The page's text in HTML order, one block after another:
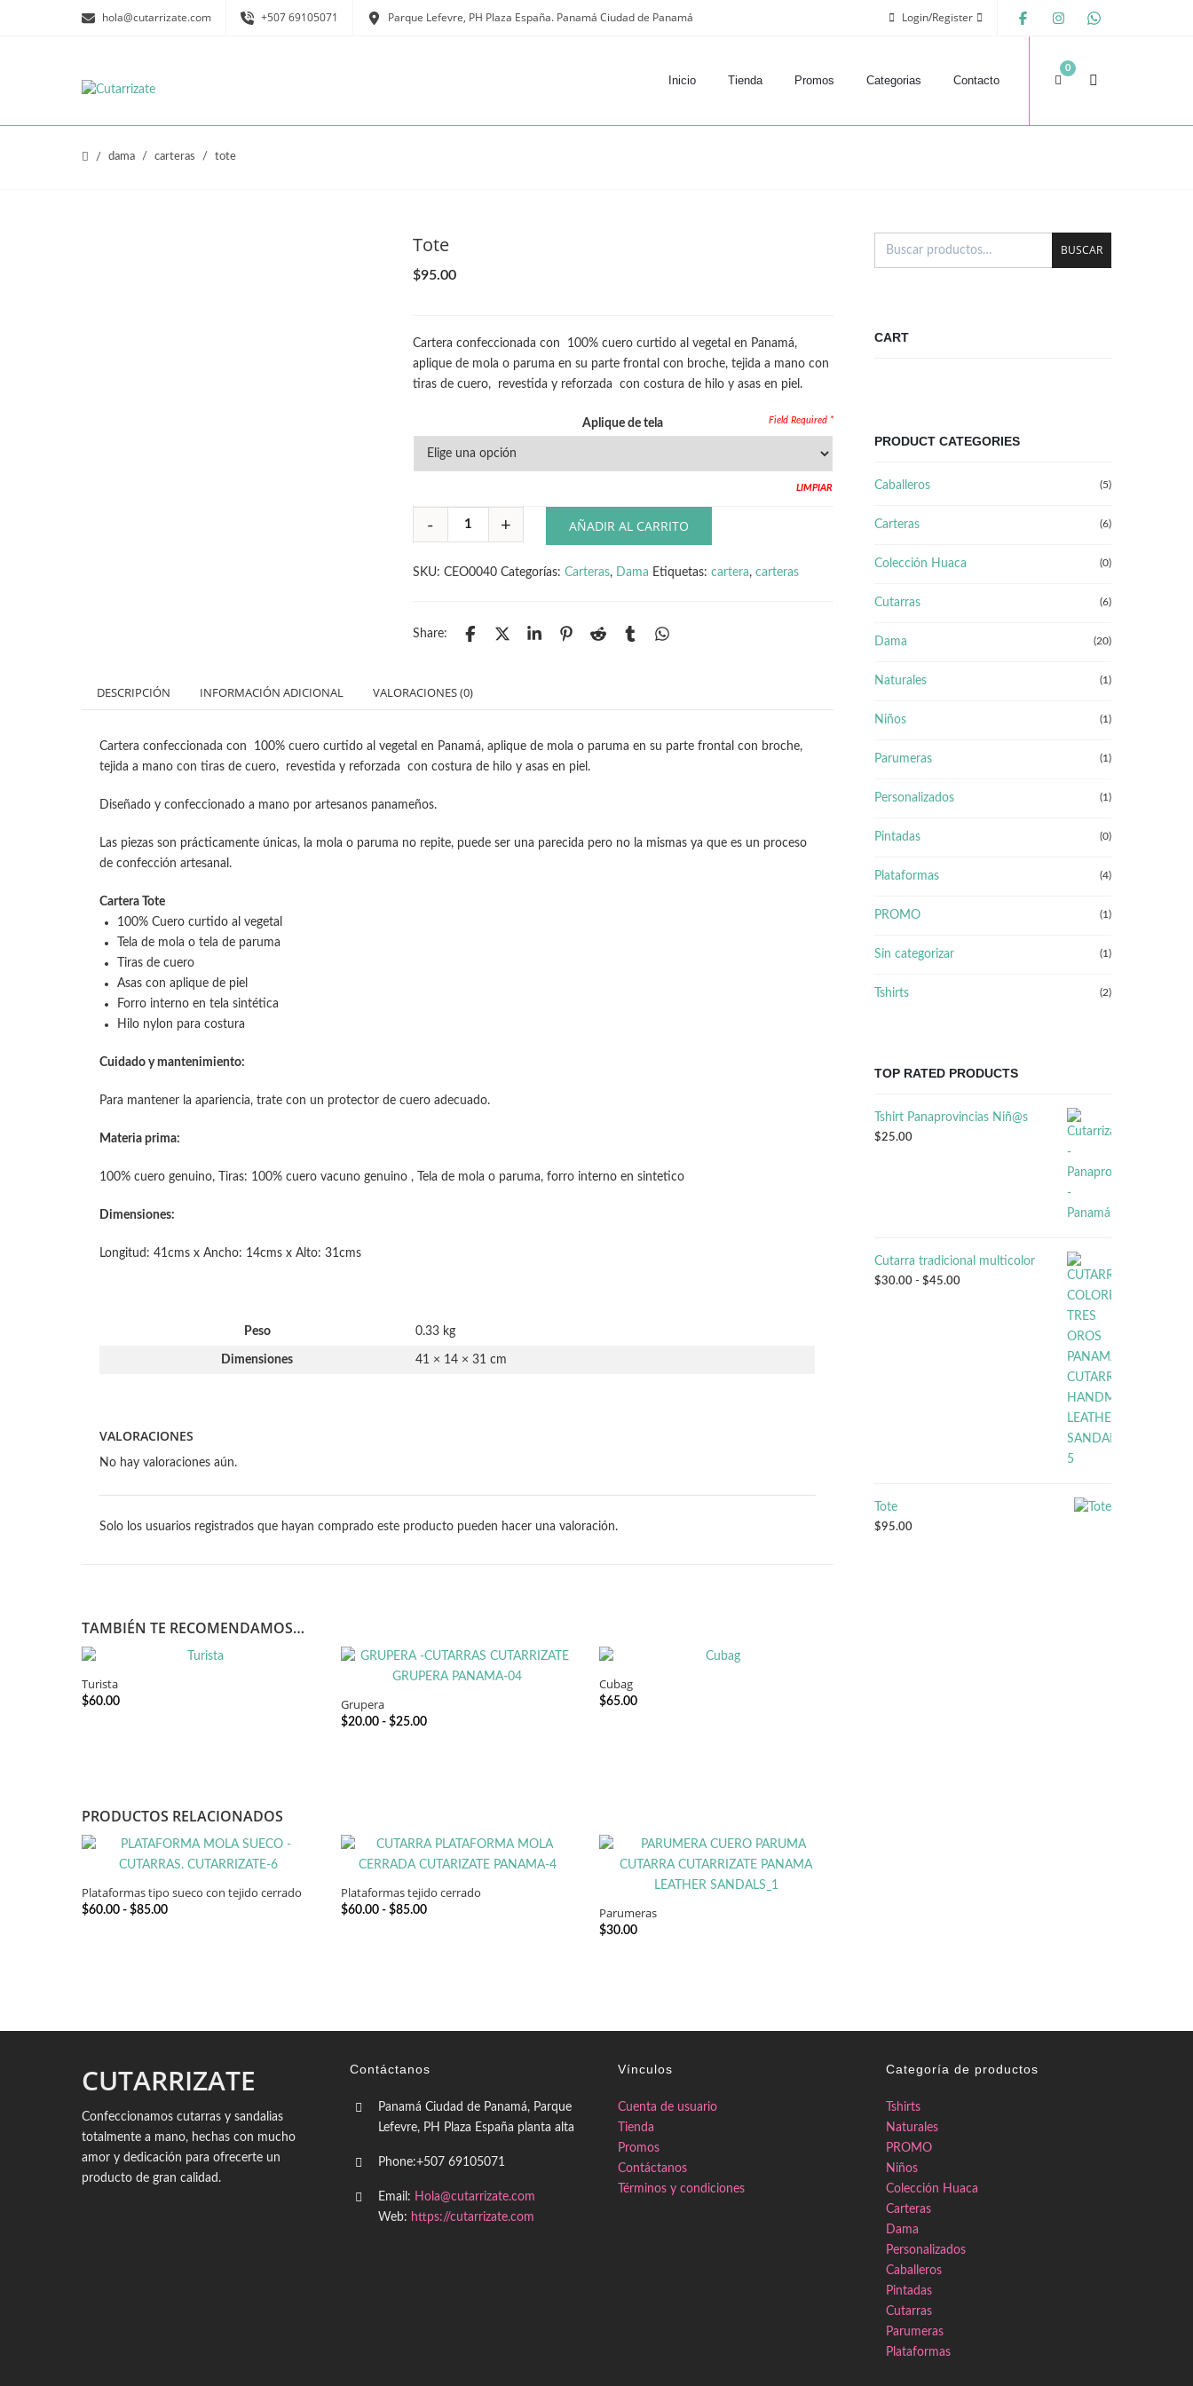
hola@cutarrizate.com +507 69105071 Parque Lefevre, PH Plaza España. Panamá Ciudad de Panamá Login/Register
Inicio Tienda Promos Categorias Contacto
0
dama carteras tote
Tote
$95.00
Cartera confeccionada con 100% cuero curtido al vegetal en Panamá,
aplique de mola o paruma en su parte frontal con broche, tejida a mano con
tiras de cuero, revestida y reforzada con costura de hilo y asas en piel.
Aplique de tela
LIMPIAR
AÑADIR AL CARRITO
SKU: CEO0040 Categorías: Carteras, Dama Etiquetas: cartera, carteras
Share:
DESCRIPCIÓN INFORMACIÓN ADICIONAL VALORACIONES (0)
Cartera confeccionada con 100% cuero curtido al vegetal en Panamá, aplique de mola o paruma en su parte frontal con broche,
tejida a mano con tiras de cuero, revestida y reforzada con costura de hilo y asas en piel.
Diseñado y confeccionado a mano por artesanos panameños.
Las piezas son prácticamente únicas, la mola o paruma no repite, puede ser una parecida pero no la mismas ya que es un proceso
de confección artesanal.
Cartera Tote
100% Cuero curtido al vegetal
Tela de mola o tela de paruma
Tiras de cuero
Asas con aplique de piel
Forro interno en tela sintética
Hilo nylon para costura
Cuidado y mantenimiento:
Para mantener la apariencia, trate con un protector de cuero adecuado.
Materia prima:
100% cuero genuino, Tiras: 100% cuero vacuno genuino , Tela de mola o paruma, forro interno en sintetico
Dimensiones:
Longitud: 41cms x Ancho: 14cms x Alto: 31cms
Peso 0.33 kg
Dimensiones 41 × 14 × 31 cm
VALORACIONES
No hay valoraciones aún.
Solo los usuarios registrados que hayan comprado este producto pueden hacer una valoración.
TAMBIÉN TE RECOMENDAMOS…
Turista
$60.00 Grupera
$20.00 - $25.00Rango
$25.00
Cubag
$65.00
PRODUCTOS RELACIONADOS
SELECCIONAR OPCIONES
Plataformas tipo sueco con tejido cerrado
$60.00 - $85.00Rango
$85.00
SELECCIONAR OPCIONES
Plataformas tejido cerrado
$60.00 - $85.00Rango
$85.00
Parumeras
$30.00
BUSCAR
CART
PRODUCT CATEGORIES
Caballeros (5)
Carteras (6)
Colección Huaca (0)
Cutarras (6)
Dama (20)
Naturales (1)
Niños (1)
Parumeras (1)
Personalizados (1)
Pintadas (0)
Plataformas (4)
PROMO (1)
Sin categorizar (1)
Tshirts (2)
TOP RATED PRODUCTS
Tshirt Panaprovincias Niñ@s
$25.00
Cutarra tradicional multicolor
$30.00 - $45.00Rango
Tote
$95.00
CUTARRIZATE
Confeccionamos cutarras y sandalias
totalmente a mano, hechas con mucho
amor y dedicación para ofrecerte un
producto de gran calidad.
Contáctanos
Panamá Ciudad de Panamá, Parque
Lefevre, PH Plaza España planta alta
Phone:+507 69105071
Email: Hola@cutarrizate.com
Web: https://cutarrizate.com
Vínculos
Cuenta de usuario
Tienda
Promos
Contáctanos
Términos y condiciones
Categoría de productos
Tshirts
Naturales
PROMO
Niños
Colección Huaca
Carteras
Dama
Personalizados
Caballeros
Pintadas
Cutarras
Parumeras
Plataformas